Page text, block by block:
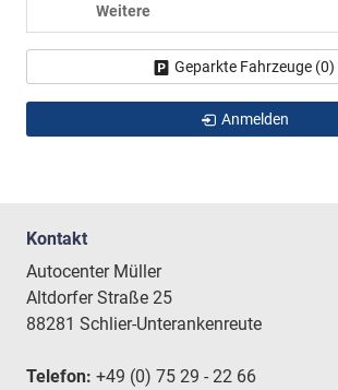
Weitere
Geparkte Fahrzeuge (0)
Anmelden
Kontakt
Autocenter Müller
Altdorfer Straße 25
88281 Schlier-Unterankenreute
Telefon: +49 (0) 75 29 - 22 66